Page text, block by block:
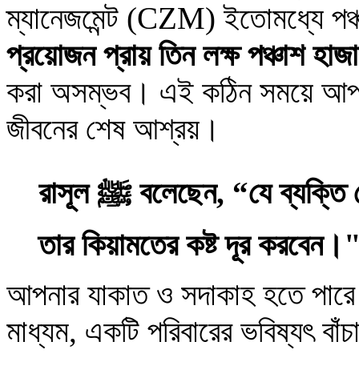
ম্যানেজমেন্ট (CZM) ইতোমধ্যে
প্রয়োজন প্রায় তিন লক্ষ পঞ্চাশ
করা অসম্ভব। এই কঠিন সময়ে
জীবনের শেষ আশ্রয়।
রাসূল ﷺ বলেছেন, “যে ব্যক্তি কোনো মানুষের কষ্ট দূর করে, আল্লাহ
তার কিয়ামতের কষ্ট দূর
আপনার যাকাত ও সদাকাহ হতে
মাধ্যম, একটি পরিবারের ভবিষ্যৎ